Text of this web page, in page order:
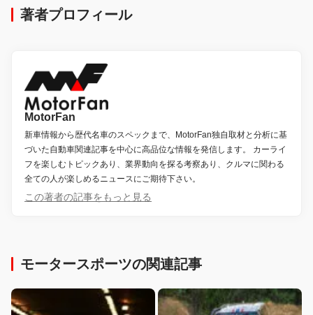
著者プロフィール
MotorFan
新車情報から歴代名車のスペックまで、MotorFan独自取材と分析に基
づいた自動車関連記事を中心に高品位な情報を発信します。 カーライ
フを楽しむトピックあり、業界動向を探る考察あり、クルマに関わる
全ての人が楽しめるニュースにご期待下さい。
この著者の記事をもっと見る
モータースポーツの関連記事